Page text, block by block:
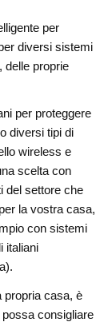
per
diversi sistemi
delle proprie
per proteggere
diversi tipi di
wireless e
scelta con
del settore che
la vostra casa,
con sistemi
italiani
propria casa, è
consigliare